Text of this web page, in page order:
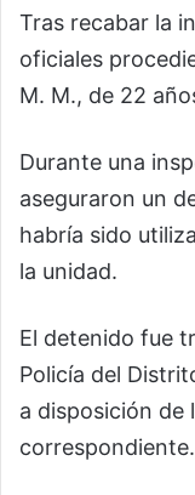
Tras recabar la
oficiales
M. M., de 22
Durante una
aseguraron un
habría sido
la unidad.
El detenido fue
Policía del
a disposición de
correspondiente.